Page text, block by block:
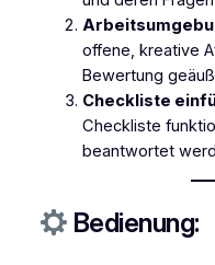
offene, kreative
Bewertung
Checkliste
Checkliste
beantwortet
Bedienung: